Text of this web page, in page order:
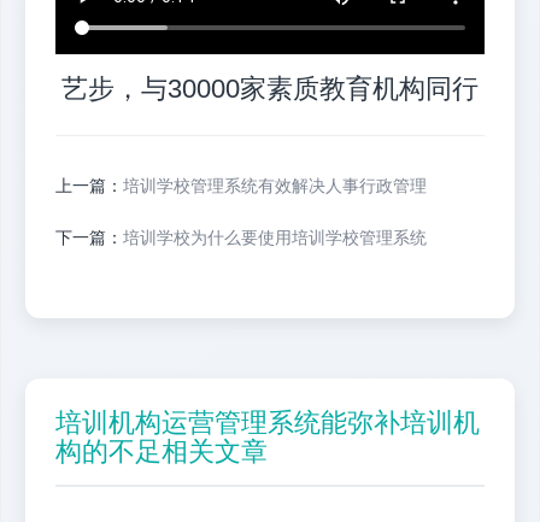
艺步，与30000家素质教育机构同行
上一篇： 培训学校管理系统有效解决人事行政管理
下一篇： 培训学校为什么要使用培训学校管理系统
培训机构运营管理系统能弥补培训机
构的不足相关文章